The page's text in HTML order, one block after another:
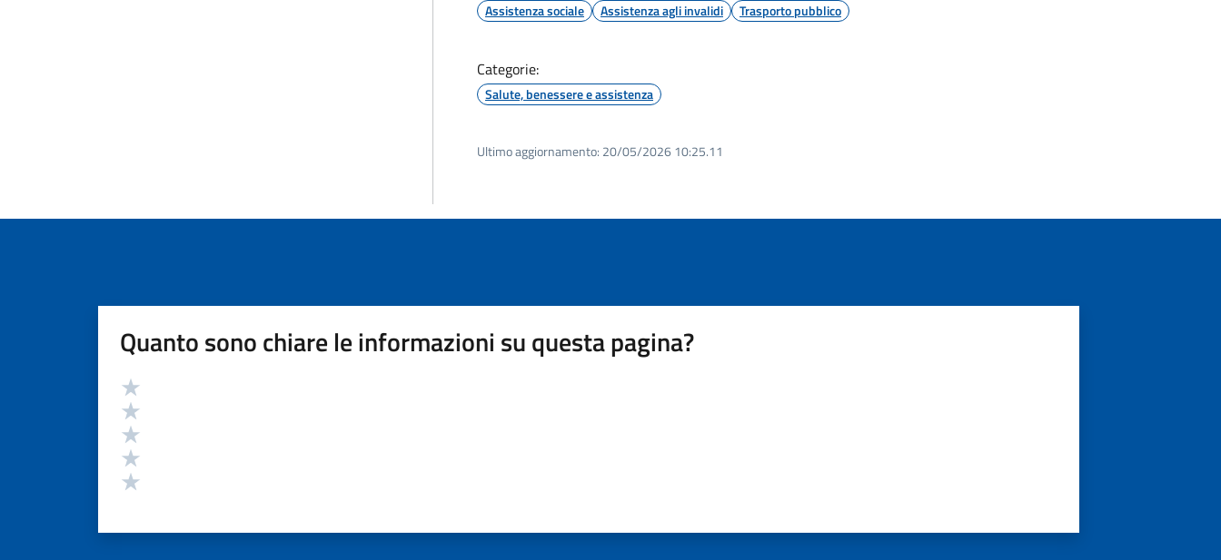
Assistenza sociale Assistenza agli invalidi Trasporto pubblico
Categorie:
Salute, benessere e assistenza
Ultimo aggiornamento: 20/05/2026 10:25.11
Quanto sono chiare le informazioni su questa pagina?
Valutazione